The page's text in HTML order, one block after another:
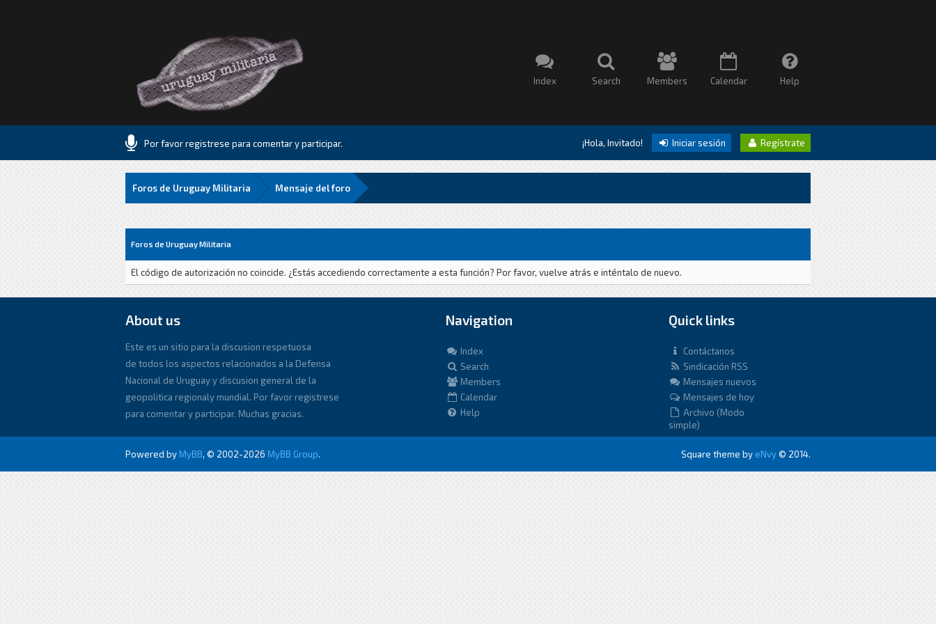
Index Search Members Calendar Help
Por favor registrese para comentar y participar. ¡Hola, Invitado! Iniciar sesión Regístrate
Foros de Uruguay Militaria Mensaje del foro
Foros de Uruguay Militaria
El código de autorización no coincide. ¿Estás accediendo correctamente a esta función? Por favor, vuelve atrás e inténtalo de nuevo.
About us
Este es un sitio para la discusion respetuosa
de todos los aspectos relacionados a la Defensa
Nacional de Uruguay y discusion general de la
geopolitica regionaly mundial. Por favor registrese
para comentar y participar. Muchas gracias.
Navigation
Index
Search
Members
Calendar
Help
Quick links
Contáctanos
Sindicación RSS
Mensajes nuevos
Mensajes de hoy
Archivo (Modo
simple)
Powered by MyBB, © 2002-2026 MyBB Group. Square theme by eNvy© 2014.